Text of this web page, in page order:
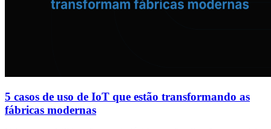
5 casos de uso de IoT que estão transformando as
fábricas modernas